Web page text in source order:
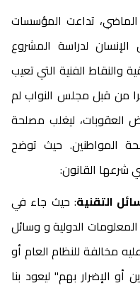
تداعت المؤسسات
لدراسة المشروع
والنقاط الفنية التي تعيب
من قبل مجلس النواب لم
العقوبات، ليغلب مصلحة
المواطنين. حيث توضح
شرعها القانون:
: حيث جاء في
الدولية و وسائل
مخالفة للنظام العام أو
أو الإضرار بهم" ليعود بنا